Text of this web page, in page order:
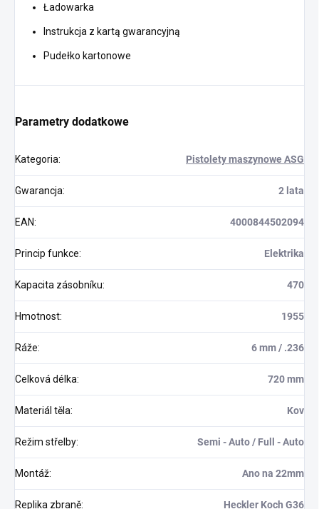
Ładowarka
Instrukcja z kartą gwarancyjną
Pudełko kartonowe
Parametry dodatkowe
Kategoria: Pistolety maszynowe ASG
Gwarancja: 2 lata
EAN: 4000844502094
Princip funkce: Elektrika
Kapacita zásobníku: 470
Hmotnost: 1955
Ráže: 6 mm / .236
Celková délka: 720 mm
Materiál těla: Kov
Režim střelby: Semi - Auto / Full - Auto
Montáž: Ano na 22mm
Replika zbraně: Heckler Koch G36